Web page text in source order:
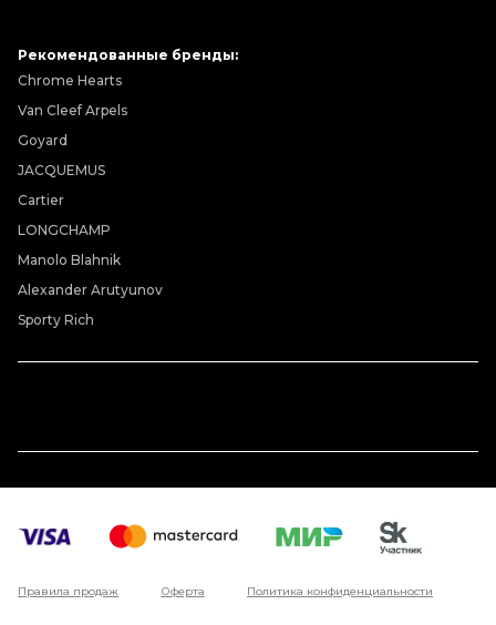
Рекомендованные бренды:
Chrome Hearts
Van Cleef Arpels
Goyard
JACQUEMUS
Cartier
LONGCHAMP
Manolo Blahnik
Alexander Arutyunov
Sporty Rich
Правила продаж Оферта Политика конфиденциальности